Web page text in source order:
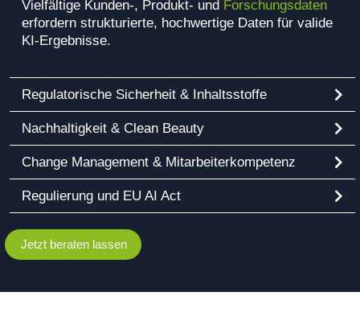
Vielfältige Kunden-, Produkt- und Forschungsdaten
erfordern strukturierte, hochwertige Daten für valide
KI-Ergebnisse.
Regulatorische Sicherheit & Inhaltsstoffe
Nachhaltigkeit & Clean Beauty
Change Management & Mitarbeiterkompetenz
Regulierung und EU AI Act
Jetzt beraten lassen